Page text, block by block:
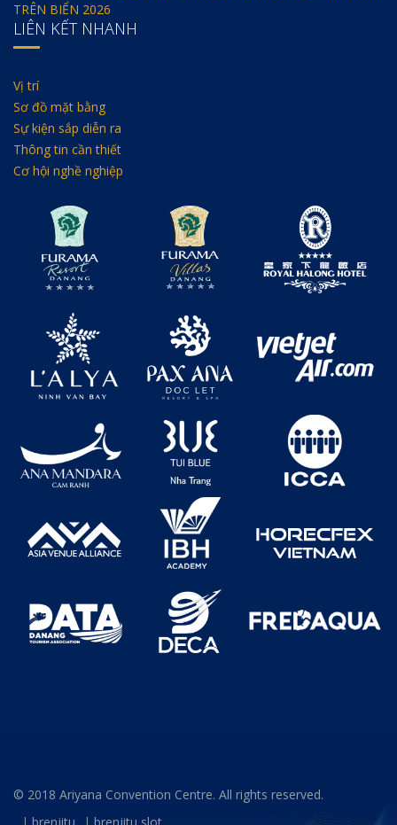
TRÊN BIỂN 2026
LIÊN KẾT NHANH
Vị trí
Sơ đồ mặt bằng
Sự kiện sắp diễn ra
Thông tin cần thiết
Cơ hội nghề nghiệp
© 2018 Ariyana Convention Centre. All rights reserved.